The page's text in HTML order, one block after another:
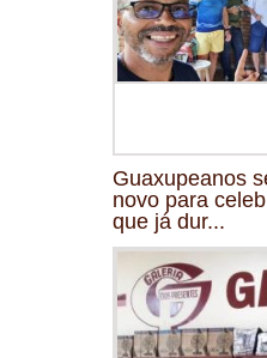
Guaxupeanos
novo para
que já dur...